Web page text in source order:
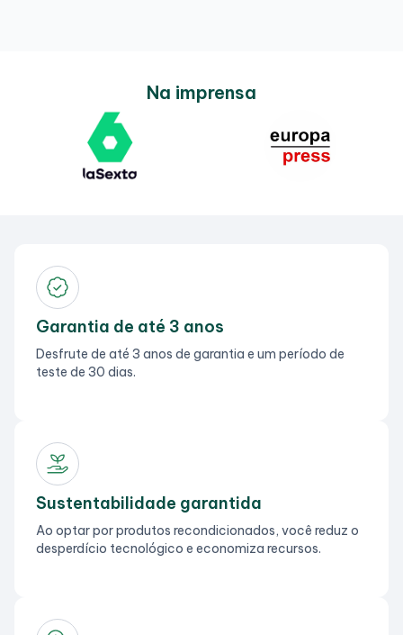
Na imprensa
Garantia de até 3 anos
Desfrute de até 3 anos de garantia e um período de
teste de 30 dias.
Sustentabilidade garantida
Ao optar por produtos recondicionados, você reduz o
desperdício tecnológico e economiza recursos.